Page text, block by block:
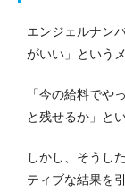
エンジェルナン
がいい」という
「今の給料でや
と残せるか」と
しかし、そうし
ティブな結果を